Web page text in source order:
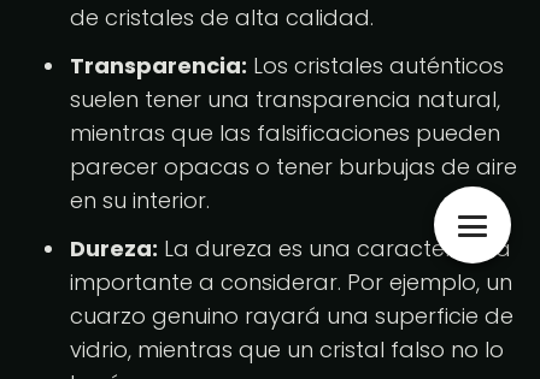
de cristales de alta calidad.
Transparencia: Los cristales auténticos
suelen tener una transparencia natural,
mientras que las falsificaciones pueden
parecer opacas o tener burbujas de aire
en su interior.
Dureza: La dureza es una característica
importante a considerar. Por ejemplo, un
cuarzo genuino rayará una superficie de
vidrio, mientras que un cristal falso no lo